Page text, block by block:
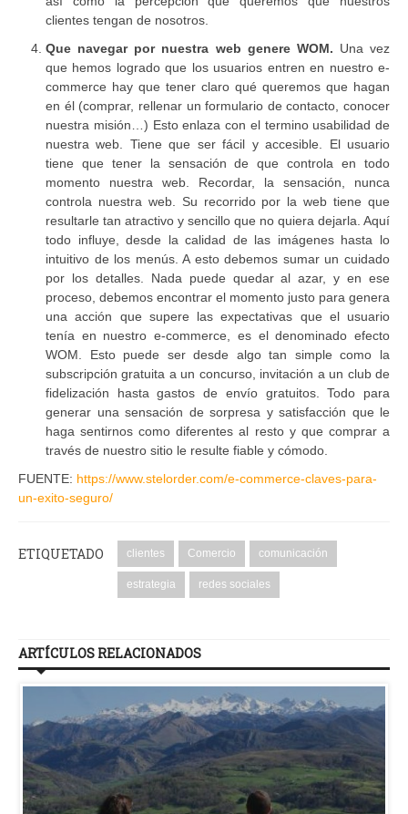
clientes tengan de nosotros.
Que navegar por nuestra web genere WOM. Una vez
que hemos logrado que los usuarios entren en nuestro e-
commerce hay que tener claro qué queremos que hagan
en él (comprar, rellenar un formulario de contacto, conocer
nuestra misión…) Esto enlaza con el termino usabilidad de
nuestra web. Tiene que ser fácil y accesible. El usuario
tiene que tener la sensación de que controla en todo
momento nuestra web. Recordar, la sensación, nunca
controla nuestra web. Su recorrido por la web tiene que
resultarle tan atractivo y sencillo que no quiera dejarla. Aquí
todo influye, desde la calidad de las imágenes hasta lo
intuitivo de los menús. A esto debemos sumar un cuidado
por los detalles. Nada puede quedar al azar, y en ese
proceso, debemos encontrar el momento justo para genera
una acción que supere las expectativas que el usuario
tenía en nuestro e-commerce, es el denominado efecto
WOM. Esto puede ser desde algo tan simple como la
subscripción gratuita a un concurso, invitación a un club de
fidelización hasta gastos de envío gratuitos. Todo para
generar una sensación de sorpresa y satisfacción que le
haga sentirnos como diferentes al resto y que comprar a
través de nuestro sitio le resulte fiable y cómodo.
FUENTE: https://www.stelorder.com/e-commerce-claves-para-
un-exito-seguro/
ETIQUETADO clientes Comercio comunicación
estrategia redes sociales
ARTÍCULOS RELACIONADOS